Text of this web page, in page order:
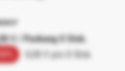
€ / Packung 0 Stck.
0,00 € pro 0 Stck.